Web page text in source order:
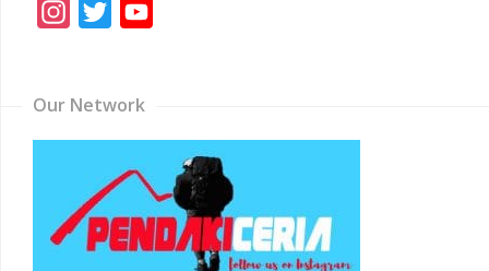
Instagram
Twitter
Our Network